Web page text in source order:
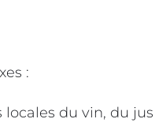
:
du vin, du jus